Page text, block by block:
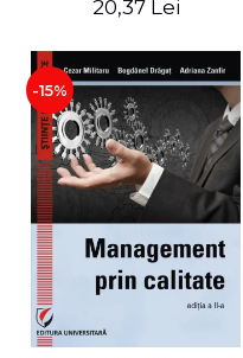
20,37 Lei
-15%